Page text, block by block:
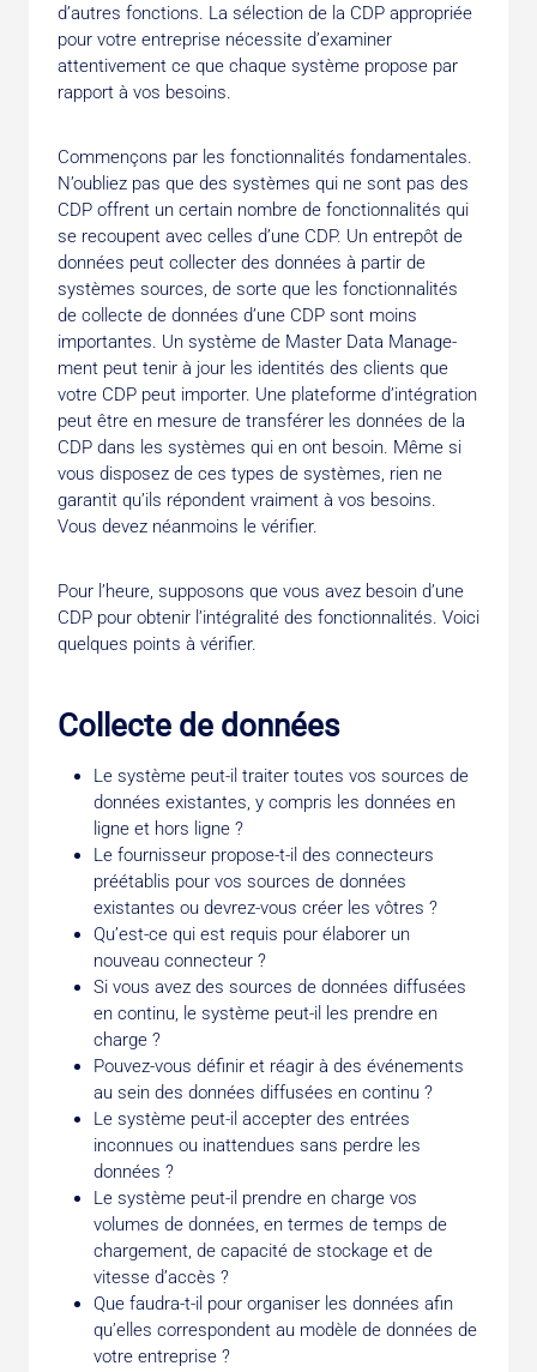
d’autres fonctions. La sélection de la CDP appropriée
pour votre entreprise nécessite d’examiner
attentivement ce que chaque système propose par
rapport à vos besoins.
Commençons par les fonctionnalités fondamentales.
N’ou­bliez pas que des systèmes qui ne sont pas des
CDP offrent un certain nombre de fonctionnalités qui
se recoupent avec celles d’une CDP. Un entrepôt de
données peut collecter des données à partir de
systèmes sources, de sorte que les fonctionnalités
de collecte de données d’une CDP sont moins
importantes. Un système de Master Data Manage­
ment peut tenir à jour les identités des clients que
votre CDP peut importer. Une plateforme d’intégration
peut être en mesure de transférer les données de la
CDP dans les systèmes qui en ont besoin. Même si
vous disposez de ces types de systèmes, rien ne
garantit qu’ils répondent vrai­ment à vos besoins.
Vous devez néanmoins le vérifier.
Pour l’heure, supposons que vous avez besoin d’une
CDP pour obtenir l’intégralité des fonctionnalités. Voici
quelques points à vérifier.
Collecte de données
Le système peut-il traiter toutes vos sources de
données existantes, y compris les données en
ligne et hors ligne ?
Le fournisseur propose-t-il des connecteurs
préétablis pour vos sources de données
existantes ou devrez-vous créer les vôtres ?
Qu’est-ce qui est requis pour élaborer un
nouveau connecteur ?
Si vous avez des sources de données diffusées
en continu, le système peut-il les prendre en
charge ?
Pouvez-vous définir et réagir à des événements
au sein des données diffusées en continu ?
Le système peut-il accepter des entrées
inconnues ou inattendues sans perdre les
données ?
Le système peut-il prendre en charge vos
volumes de données, en termes de temps de
chargement, de capacité de stockage et de
vitesse d’accès ?
Que faudra-t-il pour organiser les données afin
qu’elles correspondent au modèle de données de
votre entreprise ?